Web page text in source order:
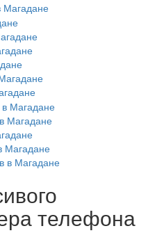
Магадане
Магадане
Магадане
Магадане
в Магадане
телефона